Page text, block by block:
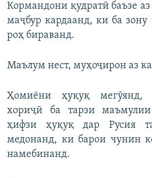
Кормандони қудратӣ баъзе
маҷбур кардаанд, ки ба зону
роҳ бираванд.
Маълум нест, муҳоҷирон аз
Ҳомиёни ҳуқуқ мегӯянд,
хориҷӣ ба тарзи
ҳифзи ҳуқуқ дар Русия
медонанд, ки барои чунин
намебинанд.